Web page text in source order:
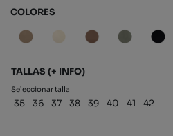
COLORES
TALLAS (+ INFO)
Seleccionar talla
35 36 37 38 39 40 41 42